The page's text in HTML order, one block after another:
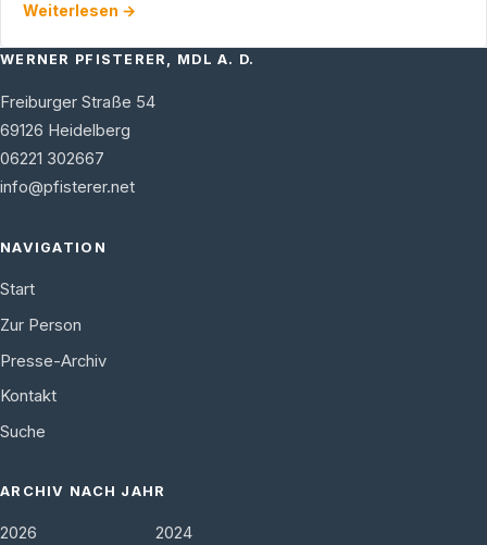
Weiterlesen →
WERNER PFISTERER, MDL A. D.
Freiburger Straße 54
69126 Heidelberg
06221 302667
info@pfisterer.net
NAVIGATION
Start
Zur Person
Presse-Archiv
Kontakt
Suche
ARCHIV NACH JAHR
2026
2024